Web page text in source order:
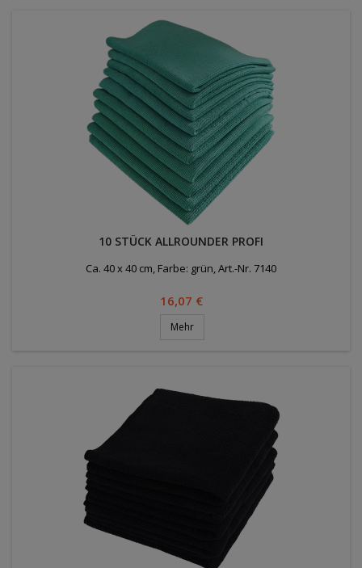
10 STÜCK ALLROUNDER PROFI
Ca. 40 x 40 cm, Farbe: grün, Art.-Nr. 7140
Preis
16,07 €
Mehr